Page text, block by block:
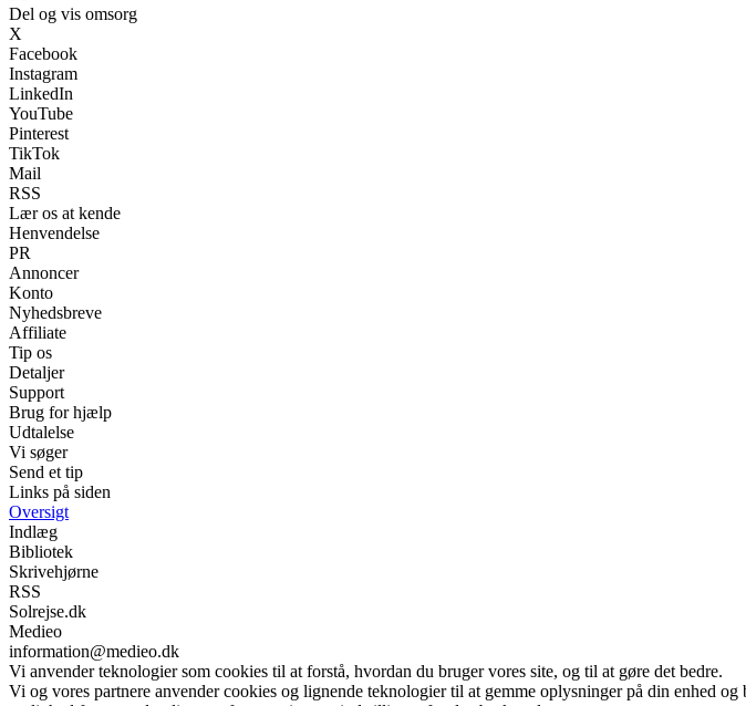
Del og vis omsorg
X
Facebook
Instagram
LinkedIn
YouTube
Pinterest
TikTok
Mail
RSS
Lær os at kende
Henvendelse
PR
Annoncer
Konto
Nyhedsbreve
Affiliate
Tip os
Detaljer
Support
Brug for hjælp
Udtalelse
Vi søger
Send et tip
Links på siden
Oversigt
Indlæg
Bibliotek
Skrivehjørne
RSS
Solrejse.dk
Medieo
information@medieo.dk
Vi anvender teknologier som cookies til at forstå, hvordan du bruger vores site, og til at gøre det bedre.
Vi og vores partnere anvender cookies og lignende teknologier til at gemme oplysninger på din enhed